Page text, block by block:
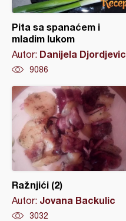
Pita sa spanaćem i
mladim lukom
Autor: Danijela Djordjevic
9086
Ražnjići (2)
Autor: Jovana Backulic
3032